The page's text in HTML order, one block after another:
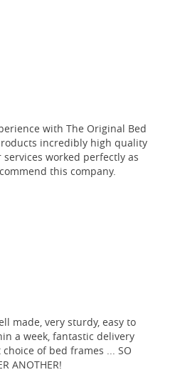
with The Original Bed
incredibly high quality
worked perfectly as
this company.
made, very sturdy, easy to
a week, fantastic delivery
of bed frames ... SO
ANOTHER!